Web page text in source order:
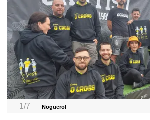
1/7 Noguerol